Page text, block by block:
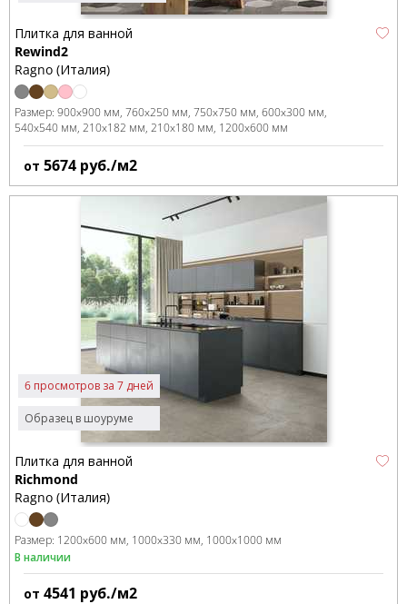
Плитка для ванной
Rewind2
Ragno (Италия)
Размер: 900x900 мм 760x250 мм 750x750 мм 600x300 мм
540x540 мм 210x182 мм 210x180 мм 1200x600 мм
от 5674 руб./м2
Образец в шоуруме
6 просмотров за 7 дней
Плитка для ванной
Richmond
Ragno (Италия)
Размер: 1200x600 мм 1000x330 мм 1000x1000 мм
В наличии
от 4541 руб./м2